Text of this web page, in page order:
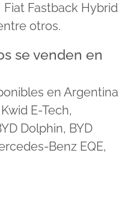
Fiat Fastback Hybrid
otros.
se venden en
en Argentina
E-Tech,
Dolphin, BYD
Benz EQE,